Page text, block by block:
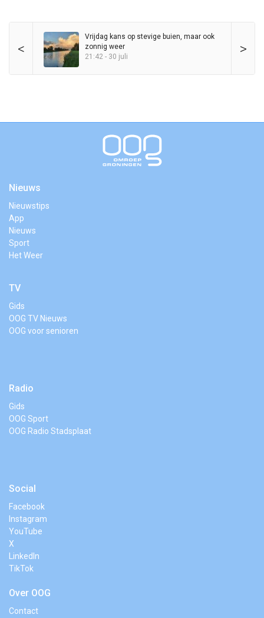
< >
Vrijdag kans op stevige buien, maar ook
zonnig weer
21:42 - 30 juli
Nieuws
Nieuwstips
App
Nieuws
Sport
Het Weer
TV
Gids
OOG TV Nieuws
OOG voor senioren
Radio
Gids
OOG Sport
OOG Radio Stadsplaat
Social
Facebook
Instagram
YouTube
X
LinkedIn
TikTok
Over OOG
Contact